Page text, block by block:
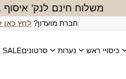
משלוח חינם לנק’ איסוף
חברת מועדון? לחץ כאן
כיסויי ראש נערות סרטוניםSALE